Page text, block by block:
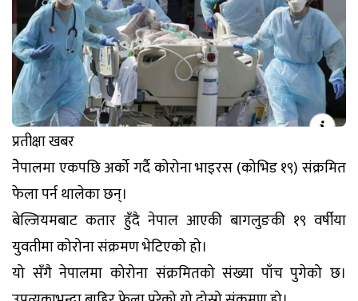
प्रतीक्षा खबर
नेेेपालमा एकपछि अर्को गर्दै कोरोना भाइरस (कोभिड १९) संक्रमित
फेला पर्न थालेका छन्।
बेल्जियमबाट कतार हुँदै नेपाल आएकी बागलुङकी १९ वर्षीया
युवतीमा कोरोना संक्रमण भेटिएको हो।
यो सँगै नेपालमा कोरोना संक्रमितको संख्या पाँच पुगेको छ।